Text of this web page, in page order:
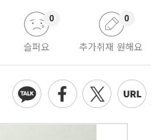
슬퍼요
0
추가취재 원해요
0